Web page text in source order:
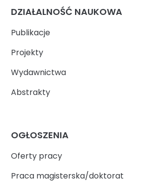
DZIAŁALNOŚĆ NAUKOWA
Publikacje
Projekty
Wydawnictwa
Abstrakty
OGŁOSZENIA
Oferty pracy
Praca magisterska/doktorat